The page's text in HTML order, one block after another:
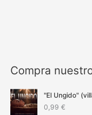
Compra
"El Ungido"
0,99€